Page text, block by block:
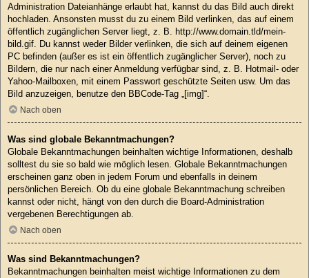
Administration Dateianhänge erlaubt hat, kannst du das Bild auch direkt
hochladen. Ansonsten musst du zu einem Bild verlinken, das auf einem
öffentlich zugänglichen Server liegt, z. B. http://www.domain.tld/mein-
bild.gif. Du kannst weder Bilder verlinken, die sich auf deinem eigenen
PC befinden (außer es ist ein öffentlich zugänglicher Server), noch zu
Bildern, die nur nach einer Anmeldung verfügbar sind, z. B. Hotmail- oder
Yahoo-Mailboxen, mit einem Passwort geschützte Seiten usw. Um das
Bild anzuzeigen, benutze den BBCode-Tag „[img]“.
Nach oben
Was sind globale Bekanntmachungen?
Globale Bekanntmachungen beinhalten wichtige Informationen, deshalb
solltest du sie so bald wie möglich lesen. Globale Bekanntmachungen
erscheinen ganz oben in jedem Forum und ebenfalls in deinem
persönlichen Bereich. Ob du eine globale Bekanntmachung schreiben
kannst oder nicht, hängt von den durch die Board-Administration
vergebenen Berechtigungen ab.
Nach oben
Was sind Bekanntmachungen?
Bekanntmachungen beinhalten meist wichtige Informationen zu dem